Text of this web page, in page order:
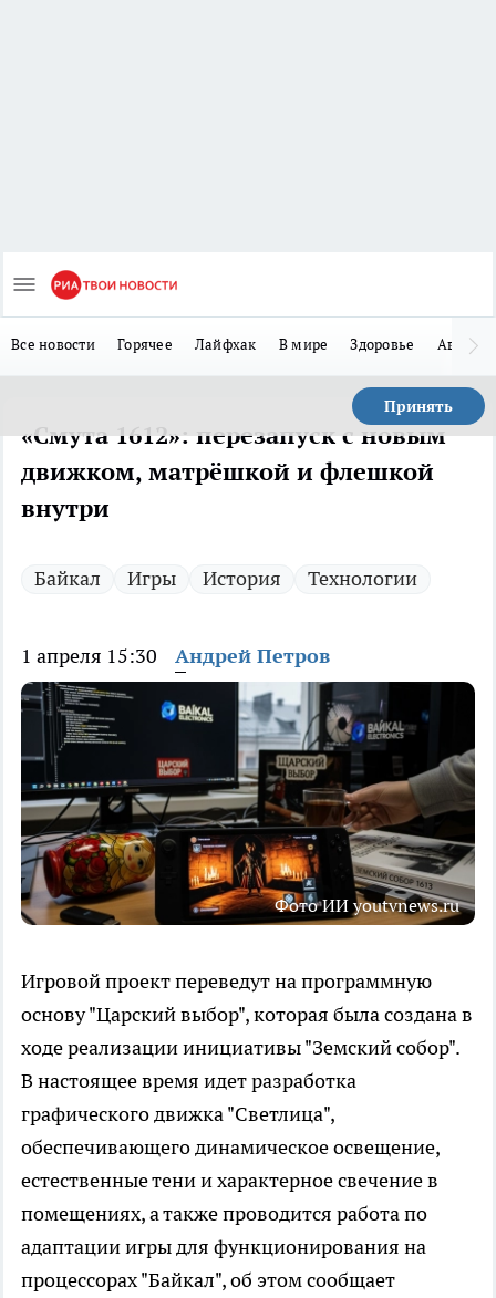
Все новости Горячее Лайфхак В мире Здоровье Авто
Принять
«Смута 1612»: перезапуск с новым
движком, матрёшкой и флешкой
внутри
Байкал Игры История Технологии
1 апреля 15:30 Андрей Петров
Фото ИИ youtvnews.ru
Игровой проект переведут на программную
основу "Царский выбор", которая была создана в
ходе реализации инициативы "Земский собор".
В настоящее время идет разработка
графического движка "Светлица",
обеспечивающего динамическое освещение,
естественные тени и характерное свечение в
помещениях, а также проводится работа по
адаптации игры для функционирования на
процессорах "Байкал", об этом сообщает